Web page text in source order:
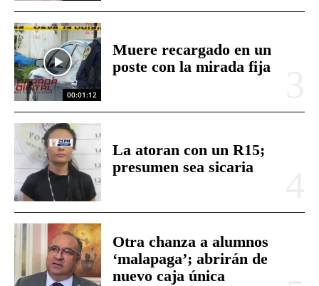
00:01:12
Muere recargado en un
poste con la mirada fija
La atoran con un R15;
presumen sea sicaria
Otra chanza a alumnos
‘malapaga’; abrirán de
nuevo caja única